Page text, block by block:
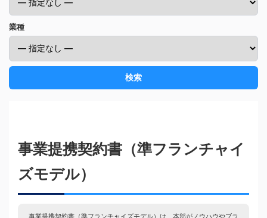
業種
検索
事業提携契約書（準フランチャイ
ズモデル）
事業提携契約書（準フランチャイズモデル）は、本部がノウハウやブラ